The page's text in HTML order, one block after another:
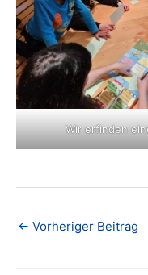
Wir erfinden
← Vorheriger Beitrag